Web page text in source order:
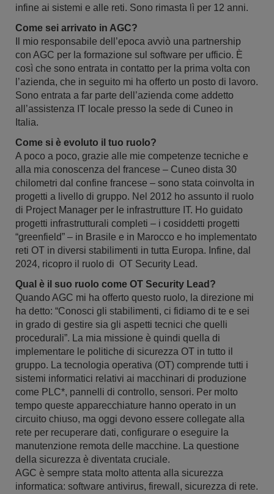
infine ai sistemi e alle reti. Sono rimasta lì per 12 anni.
Come sei arrivato in AGC?
Il mio responsabile dell’epoca avviò una partnership
con AGC per la formazione sul software per ufficio. È
così che sono entrata in contatto per la prima volta con
l’azienda, che in seguito mi ha offerto un posto di lavoro.
Sono entrata a far parte dell’azienda come addetto
all’assistenza IT locale presso la sede di Cuneo in
Italia.
Come si è evoluto il tuo ruolo?
A poco a poco, grazie alle mie competenze tecniche e
alla mia conoscenza del francese – Cuneo dista 30
chilometri dal confine francese – sono stata coinvolta in
progetti a livello di gruppo. Nel 2012 ho assunto il ruolo
di Project Manager per le infrastrutture IT. Ho guidato
progetti infrastrutturali completi – i cosiddetti progetti
“greenfield” – in Brasile e in Marocco e ho implementato
reti OT in diversi stabilimenti in tutta Europa. Infine, dal
2024, ricopro il ruolo di OT Security Lead.
Qual è il suo ruolo come OT Security Lead?
Quando AGC mi ha offerto questo ruolo, la direzione mi
ha detto: “Conosci gli stabilimenti, ci fidiamo di te e sei
in grado di gestire sia gli aspetti tecnici che quelli
procedurali”. La mia missione è quindi quella di
implementare le politiche di sicurezza OT in tutto il
gruppo. La tecnologia operativa (OT) comprende tutti i
sistemi informatici relativi ai macchinari di produzione
come PLC*, pannelli di controllo, sensori. Per molto
tempo queste apparecchiature hanno operato in un
circuito chiuso, ma oggi devono essere collegate alla
rete per recuperare dati, configurare o eseguire la
manutenzione remota delle macchine. La questione
della sicurezza è diventata cruciale.
AGC è sempre stata molto attenta alla sicurezza
informatica: software antivirus, firewall, sicurezza di rete.